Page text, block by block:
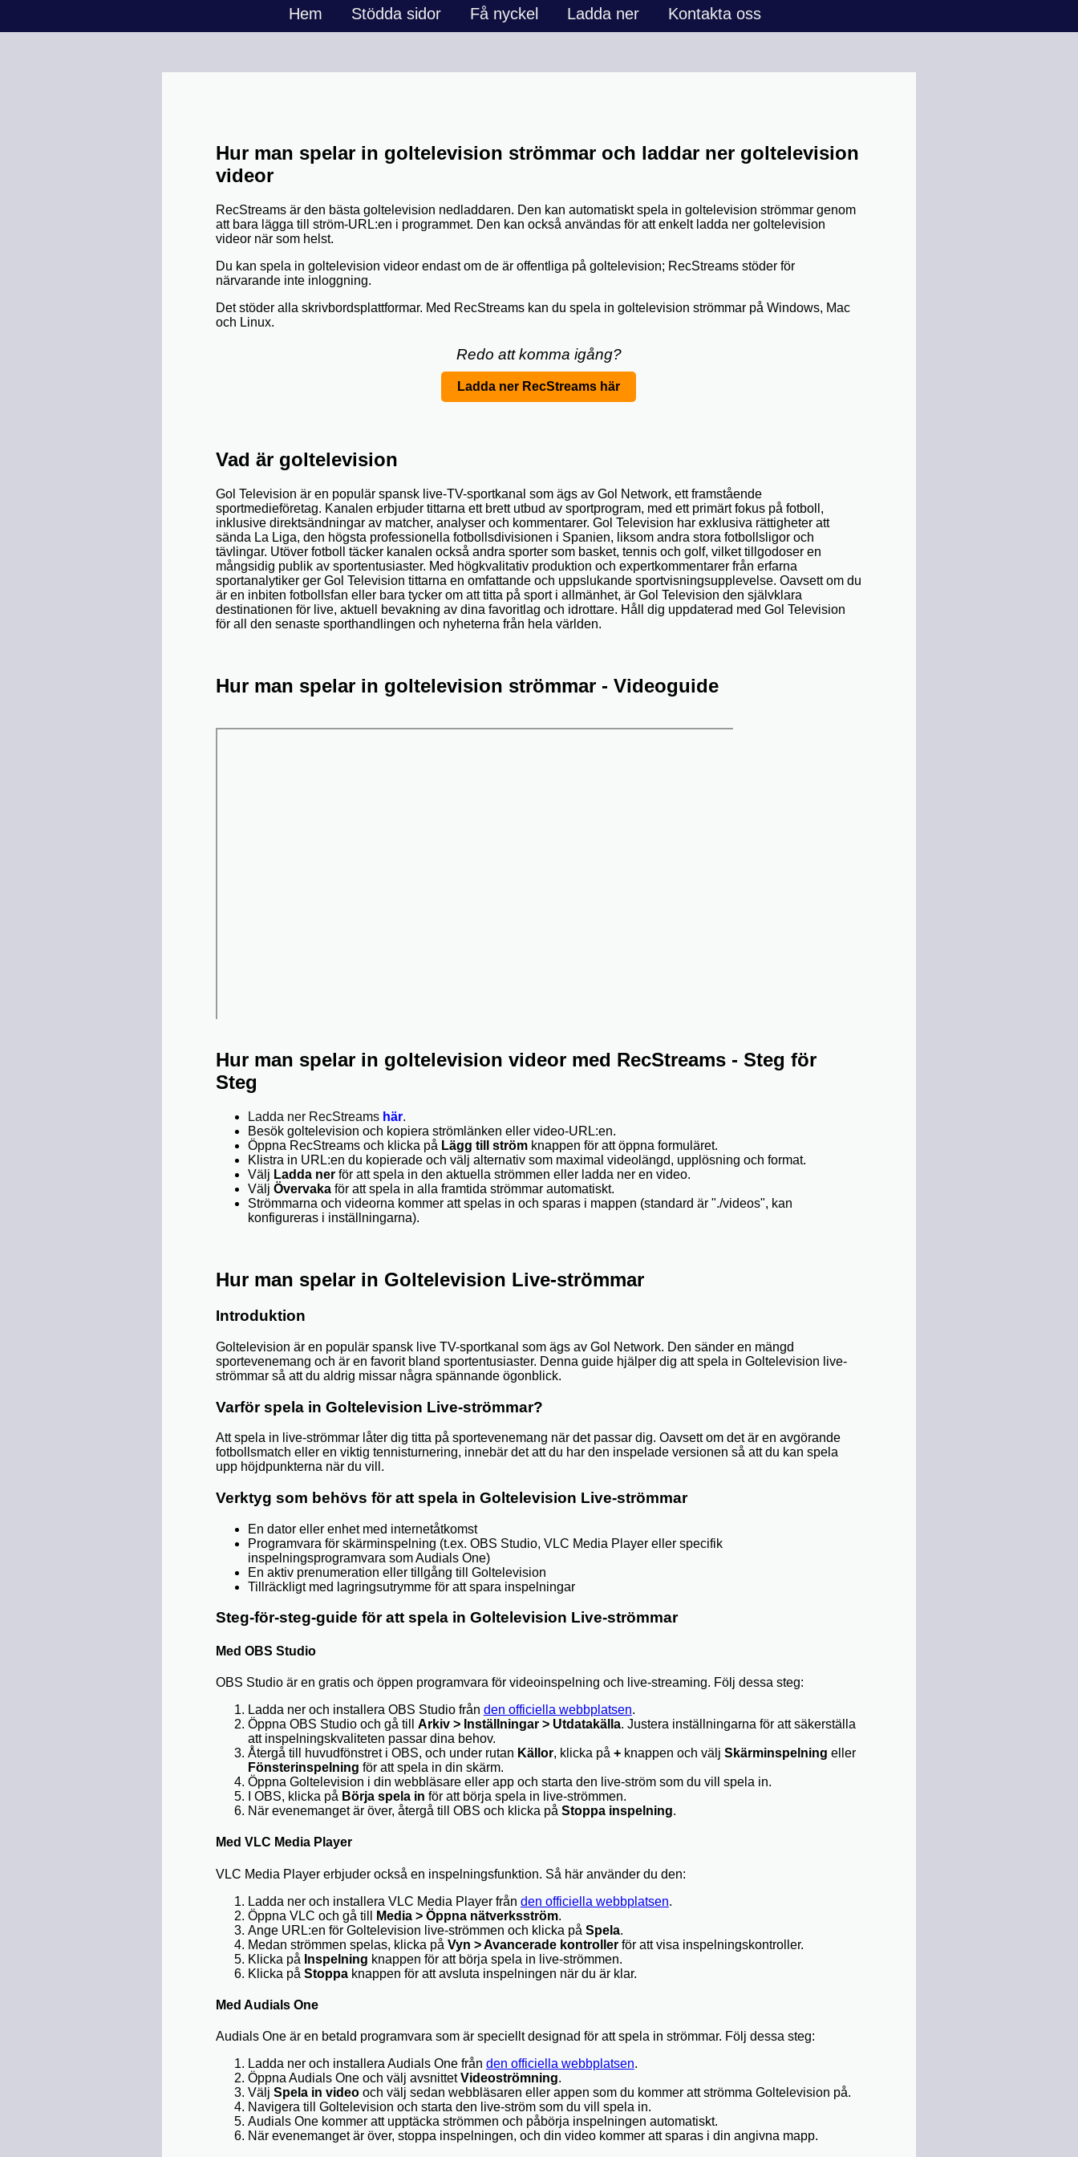
Hem Stödda sidor Få nyckel Ladda ner Kontakta oss
Hur man spelar in goltelevision strömmar och laddar ner goltelevision
videor
RecStreams är den bästa goltelevision nedladdaren. Den kan automatiskt spela in goltelevision strömmar genom
att bara lägga till ström-URL:en i programmet. Den kan också användas för att enkelt ladda ner goltelevision
videor när som helst.
Du kan spela in goltelevision videor endast om de är offentliga på goltelevision; RecStreams stöder för
närvarande inte inloggning.
Det stöder alla skrivbordsplattformar. Med RecStreams kan du spela in goltelevision strömmar på Windows, Mac
och Linux.
Redo att komma igång?
Ladda ner RecStreams här
Vad är goltelevision
Gol Television är en populär spansk live-TV-sportkanal som ägs av Gol Network, ett framstående
sportmedieföretag. Kanalen erbjuder tittarna ett brett utbud av sportprogram, med ett primärt fokus på fotboll,
inklusive direktsändningar av matcher, analyser och kommentarer. Gol Television har exklusiva rättigheter att
sända La Liga, den högsta professionella fotbollsdivisionen i Spanien, liksom andra stora fotbollsligor och
tävlingar. Utöver fotboll täcker kanalen också andra sporter som basket, tennis och golf, vilket tillgodoser en
mångsidig publik av sportentusiaster. Med högkvalitativ produktion och expertkommentarer från erfarna
sportanalytiker ger Gol Television tittarna en omfattande och uppslukande sportvisningsupplevelse. Oavsett om du
är en inbiten fotbollsfan eller bara tycker om att titta på sport i allmänhet, är Gol Television den självklara
destinationen för live, aktuell bevakning av dina favoritlag och idrottare. Håll dig uppdaterad med Gol Television
för all den senaste sporthandlingen och nyheterna från hela världen.
Hur man spelar in goltelevision strömmar - Videoguide
Hur man spelar in goltelevision videor med RecStreams - Steg för
Steg
Ladda ner RecStreams här.
Besök goltelevision och kopiera strömlänken eller video-URL:en.
Öppna RecStreams och klicka på Lägg till strömknappen för att öppna formuläret.
Klistra in URL:en du kopierade och välj alternativ som maximal videolängd, upplösning och format.
Välj Ladda nerför att spela in den aktuella strömmen eller ladda ner en video.
Välj Övervakaför att spela in alla framtida strömmar automatiskt.
Strömmarna och videorna kommer att spelas in och sparas i mappen (standard är "./videos", kan
konfigureras i inställningarna).
Hur man spelar in Goltelevision Live-strömmar
Introduktion
Goltelevision är en populär spansk live TV-sportkanal som ägs av Gol Network. Den sänder en mängd
sportevenemang och är en favorit bland sportentusiaster. Denna guide hjälper dig att spela in Goltelevision live-
strömmar så att du aldrig missar några spännande ögonblick.
Varför spela in Goltelevision Live-strömmar?
Att spela in live-strömmar låter dig titta på sportevenemang när det passar dig. Oavsett om det är en avgörande
fotbollsmatch eller en viktig tennisturnering, innebär det att du har den inspelade versionen så att du kan spela
upp höjdpunkterna när du vill.
Verktyg som behövs för att spela in Goltelevision Live-strömmar
En dator eller enhet med internetåtkomst
Programvara för skärminspelning (t.ex. OBS Studio, VLC Media Player eller specifik
inspelningsprogramvara som Audials One)
En aktiv prenumeration eller tillgång till Goltelevision
Tillräckligt med lagringsutrymme för att spara inspelningar
Steg-för-steg-guide för att spela in Goltelevision Live-strömmar
Med OBS Studio
OBS Studio är en gratis och öppen programvara för videoinspelning och live-streaming. Följ dessa steg:
Ladda ner och installera OBS Studio från den officiella webbplatsen.
Öppna OBS Studio och gå till Arkiv > Inställningar > Utdatakälla. Justera inställningarna för att säkerställa
att inspelningskvaliteten passar dina behov.
Återgå till huvudfönstret i OBS, och under rutan Källor, klicka på +knappen och välj Skärminspelning eller
Fönsterinspelning för att spela in din skärm.
Öppna Goltelevision i din webbläsare eller app och starta den live-ström som du vill spela in.
I OBS, klicka på Börja spela in för att börja spela in live-strömmen.
När evenemanget är över, återgå till OBS och klicka på Stoppa inspelning.
Med VLC Media Player
VLC Media Player erbjuder också en inspelningsfunktion. Så här använder du den:
Ladda ner och installera VLC Media Player från den officiella webbplatsen.
Öppna VLC och gå till
Media > Öppna nätverksström.
Ange URL:en för Goltelevision live-strömmen och klicka på Spela.
Medan strömmen spelas, klicka på Vyn > Avancerade kontrollerför att visa inspelningskontroller.
Klicka på Inspelning knappen för att börja spela in live-strömmen.
Klicka på Stoppaknappen för att avsluta inspelningen när du är klar.
Med Audials One
Audials One är en betald programvara som är speciellt designad för att spela in strömmar. Följ dessa steg:
Ladda ner och installera Audials One från den officiella webbplatsen.
Öppna Audials One och välj avsnittetVideoströmning.
Välj Spela in videooch välj sedan webbläsaren eller appen som du kommer att strömma Goltelevision på.
Navigera till Goltelevision och starta den live-ström som du vill spela in.
Audials One kommer att upptäcka strömmen och påbörja inspelningen automatiskt.
När evenemanget är över, stoppa inspelningen, och din video kommer att sparas i din angivna mapp.